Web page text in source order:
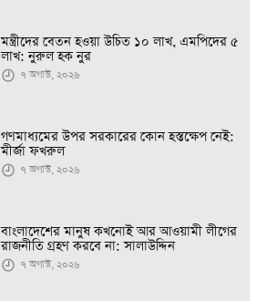
মন্ত্রীদের বেতন হওয়া উচিত ১০ লাখ, এমপিদের ৫
লাখ: নুরুল হক নুর
৭ অগাস্ট, ২০২৬
গণমাধ্যমের উপর সরকারের কোন হস্তক্ষেপ নেই:
মীর্জা ফখরুল
৭ অগাস্ট, ২০২৬
বাংলাদেশের মানুষ কখনোই আর আওয়ামী লীগের
রাজনীতি গ্রহণ করবে না: সালাউদ্দিন
৭ অগাস্ট, ২০২৬